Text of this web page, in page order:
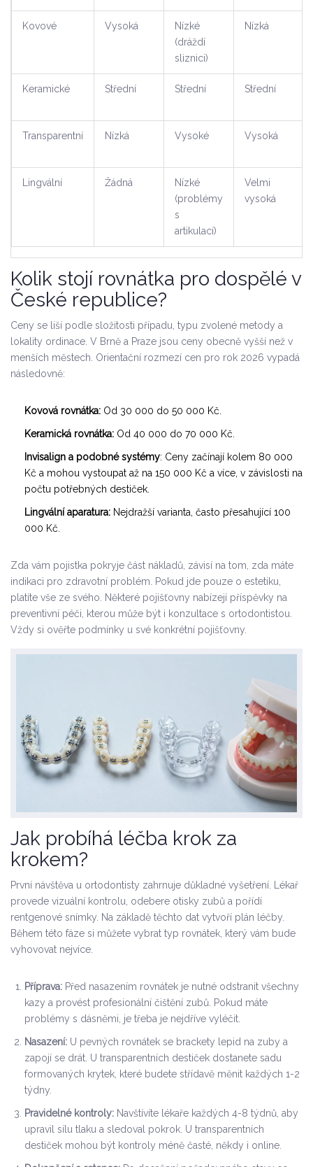
Kovové Vysoká
Nízké
(dráždí
sliznici)
Nízká
Keramické Střední Střední Střední
Transparentní Nízká Vysoké Vysoká
Lingvální Žádná
Nízké
(problémy
s
artikulací)
Velmi
vysoká
Kolik stojí rovnátka pro dospělé v
České republice?
Ceny se liší podle složitosti případu, typu zvolené metody a
lokality ordinace. V Brně a Praze jsou ceny obecně vyšší než v
menších městech. Orientační rozmezí cen pro rok 2026 vypadá
následovně:
Kovová rovnátka: Od 30 000 do 50 000 Kč.
Keramická rovnátka: Od 40 000 do 70 000 Kč.
Invisalign a podobné systémy: Ceny začínají kolem 80 000
Kč a mohou vystoupat až na 150 000 Kč a více, v závislosti na
počtu potřebných destiček.
Lingvální aparatura: Nejdražší varianta, často přesahující 100
000 Kč.
Zda vám pojistka pokryje část nákladů, závisí na tom, zda máte
indikaci pro zdravotní problém. Pokud jde pouze o estetiku,
platíte vše ze svého. Některé pojišťovny nabízejí příspěvky na
preventivní péči, kterou může být i konzultace s ortodontistou.
Vždy si ověřte podmínky u své konkrétní pojišťovny.
Jak probíhá léčba krok za
krokem?
První návštěva u ortodontisty zahrnuje důkladné vyšetření. Lékař
provede vizuální kontrolu, odebere otisky zubů a pořídí
rentgenové snímky. Na základě těchto dat vytvoří plán léčby.
Během této fáze si můžete vybrat typ rovnátek, který vám bude
vyhovovat nejvíce.
Příprava: Před nasazením rovnátek je nutné odstranit všechny
kazy a provést profesionální čištění zubů. Pokud máte
problémy s dásněmi, je třeba je nejdříve vyléčit.
Nasazení: U pevných rovnátek se brackety lepid na zuby a
zapojí se drát. U transparentních destiček dostanete sadu
formovaných krytek, které budete střídavě měnit každých 1-2
týdny.
Pravidelné kontroly: Navštívíte lékaře každých 4-8 týdnů, aby
upravil sílu tlaku a sledoval pokrok. U transparentních
destiček mohou být kontroly méně časté, někdy i online.